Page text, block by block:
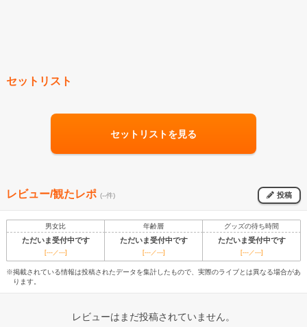
セットリスト
セットリストを見る
レビュー/観たレポ (--件) 投稿
男女比 年齢層 グッズの待ち時間
ただいま受付中です ただいま受付中です ただいま受付中です
[---／---] [---／---] [---／---]
※掲載されている情報は投稿されたデータを集計したもので、実際のライブとは異なる場合があ
ります。
レビューはまだ投稿されていません。